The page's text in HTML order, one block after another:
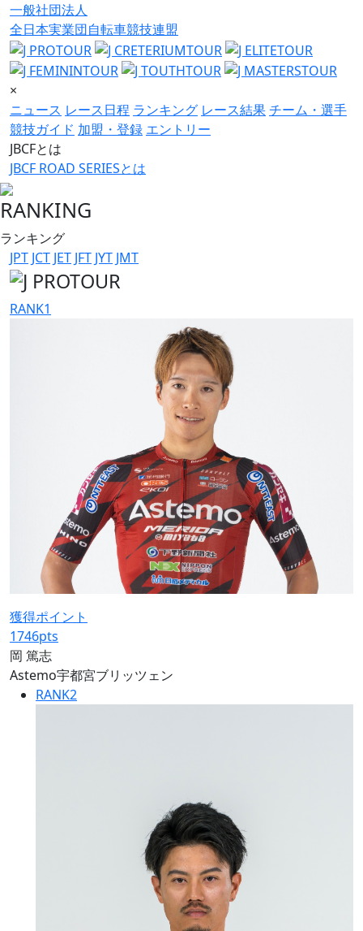
一般社団法人
全日本実業団自転車競技連盟
×
ニュース レース日程 ランキング レース結果チーム・選手
競技ガイド 加盟・登録 エントリー
JBCFとは
JBCF ROAD SERIESとは
RANKING
ランキング
JPT JCT JET JFT JYT JMT
RANK1
獲得ポイント
1746pts
岡 篤志
Astemo宇都宮ブリッツェン
RANK2